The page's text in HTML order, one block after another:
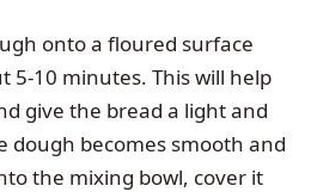
onto a floured surface
5-10 minutes. This will help
give the bread a light and
dough becomes smooth and
the mixing bowl, cover it